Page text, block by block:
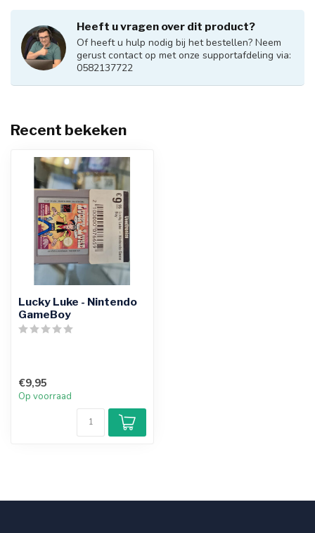
Heeft u vragen over dit product?
Of heeft u hulp nodig bij het bestellen? Neem
gerust contact op met onze supportafdeling via:
0582137722
Recent bekeken
Lucky Luke - Nintendo
GameBoy
€9,95
Op voorraad